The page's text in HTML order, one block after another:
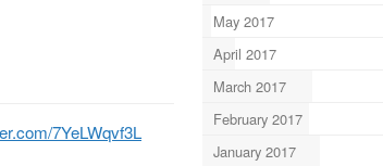
7YeLWqvf3L
May 2017
April 2017
March 2017
February 2017
January 2017